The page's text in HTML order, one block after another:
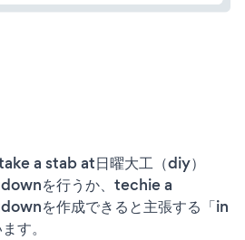
a stab at日曜大工（diy）
を行うか、techie a
を作成できると主張する「in
す。